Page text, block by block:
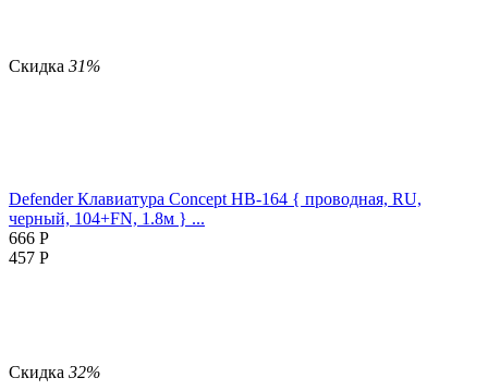
Скидка 31%
Defender Клавиатура Concept HB-164 { проводная, RU,
черный, 104+FN, 1.8м } ...
666 Р
457 Р
Скидка 32%